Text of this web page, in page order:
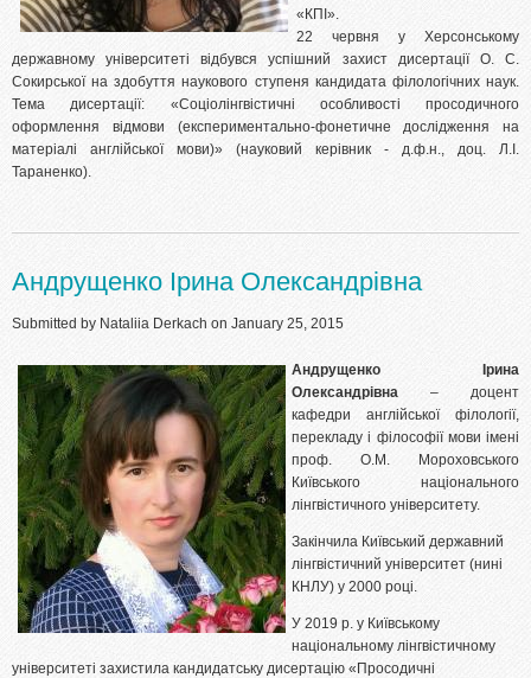
«КПІ».
22 червня у Херсонському
державному університеті відбувся успішний захист дисертації О. С.
Сокирської на здобуття наукового ступеня кандидата філологічних наук.
Тема дисертації: «Соціолінгвістичні особливості просодичного
оформлення відмови (експериментально-фонетичне дослідження на
матеріалі англійської мови)» (науковий керівник - д.ф.н., доц. Л.І.
Тараненко).
Андрущенко Ірина Олександрівна
Submitted by Nataliia Derkach on January 25, 2015
Андрущенко Ірина
Олександрівна – доцент
кафедри англійської філології,
перекладу і філософії мови імені
проф. О.М. Мороховського
Київського національного
лінгвістичного університету.
Закінчила Київський державний
лінгвістичний університет (нині
КНЛУ) у 2000 році.
У 2019 р. у Київському
національному лінгвістичному
університеті захистила кандидатську дисертацію «Просодичні